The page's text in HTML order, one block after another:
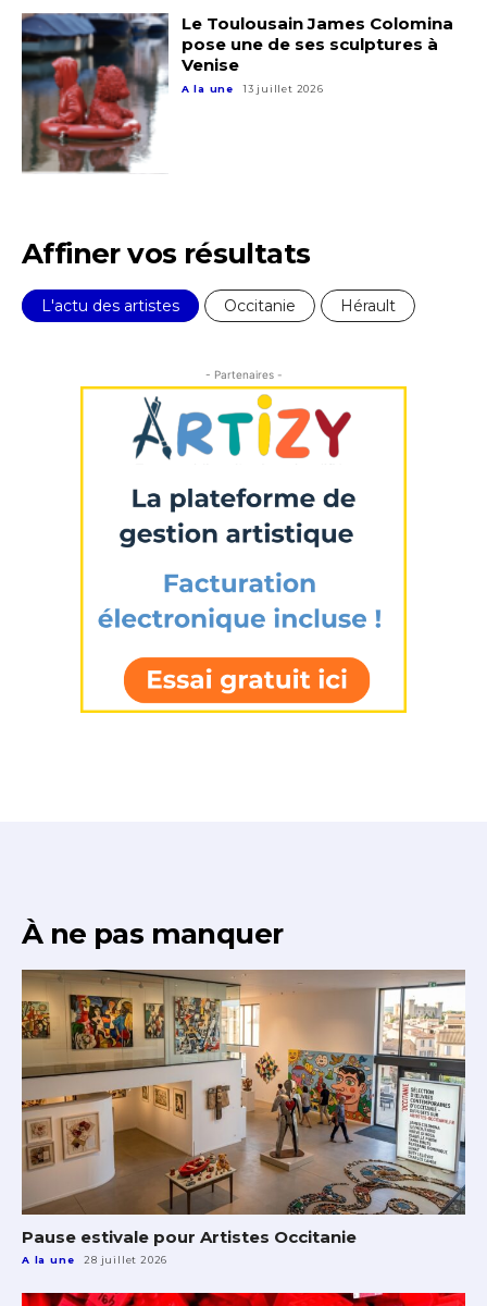
J'accepte lestermes et conditions
* Champ obligatoire
Le Toulousain James Colomina
pose une de ses sculptures à
Venise
A la une 13 juillet 2026
Affiner vos résultats
L'actu des artistes Occitanie Hérault
- Partenaires -
À ne pas manquer
Pause estivale pour Artistes Occitanie
A la une 28 juillet 2026